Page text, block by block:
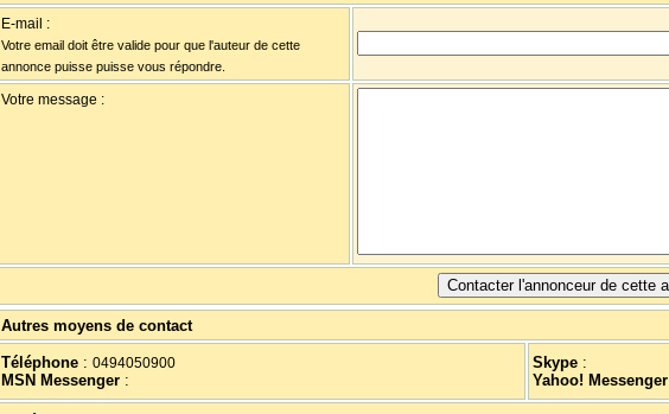
E-mail :
Votre email doit être valide pour que l'auteur de cette
annonce puisse puisse vous répondre.
Votre message :
Autres moyens de contact
Téléphone : 0494050900
MSN Messenger :
Skype :
Yahoo! Messenger